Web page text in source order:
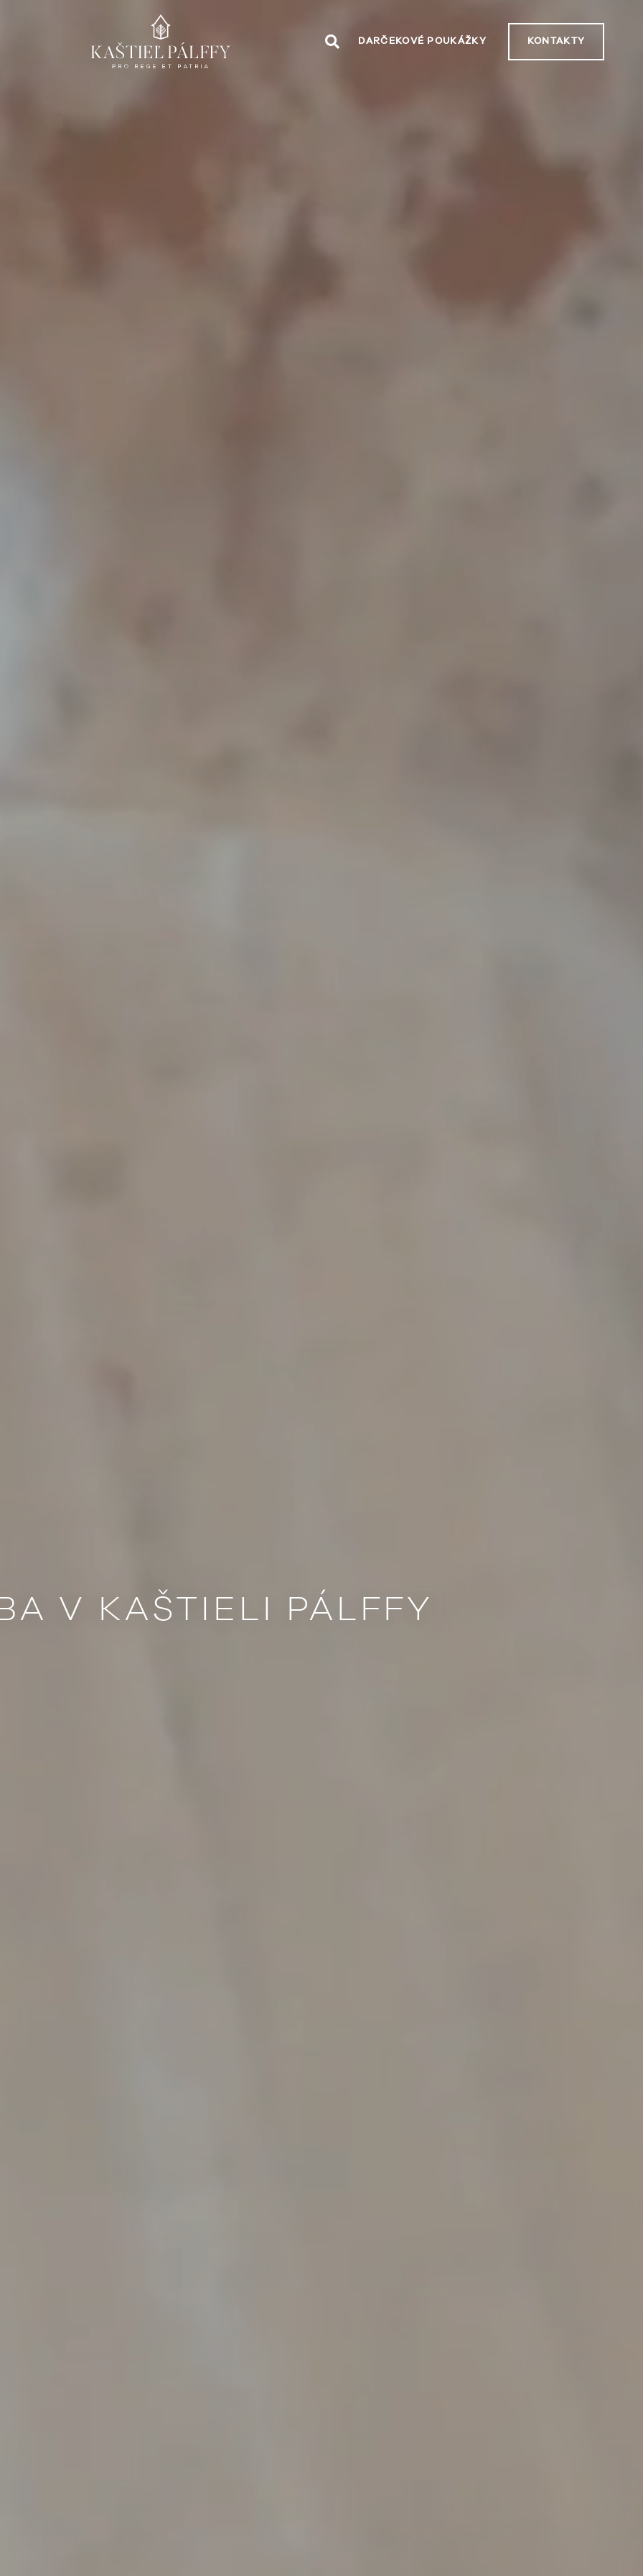
DARČEKOVÉ POUKÁŽKY KONTAKTY
V KAŠTIELI PÁLFFY